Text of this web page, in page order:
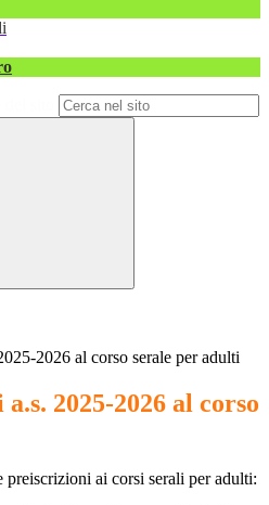
2026 al corso serale per adulti
2025-2026 al corso
preiscrizioni ai corsi serali per adulti: